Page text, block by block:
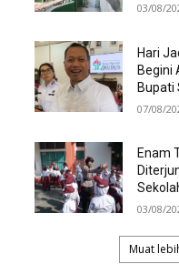
03/08/
Hari
Begini
Bupati
07/08/
Enam
03/08/
Muat